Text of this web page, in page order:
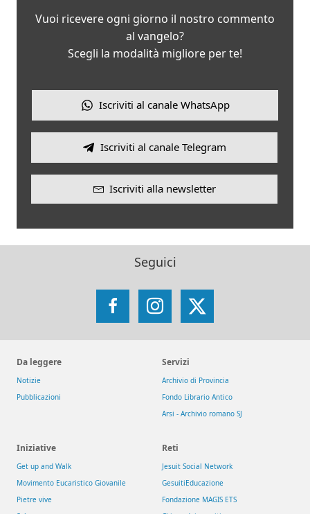
Vuoi ricevere ogni giorno il nostro commento
al vangelo?
Scegli la modalità migliore per te!
Iscriviti al canale WhatsApp
Iscriviti al canale Telegram
Iscriviti alla newsletter
Seguici
FacebookInstagram
X
Da leggere
Notizie
Pubblicazioni
Servizi
Archivio di Provincia
Fondo Librario Antico
Arsi - Archivio romano SJ
Iniziative
Get up and Walk
Movimento Eucaristico Giovanile
Pietre vive
Reti
Jesuit Social Network
GesuitiEducazione
Fondazione MAGIS ETS